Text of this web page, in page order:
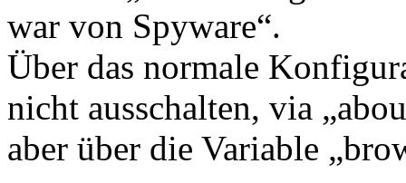
war von Spyware“.
Über das normale
nicht ausschalten, via
aber über die Variable